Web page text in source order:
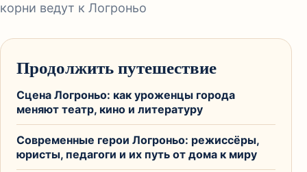
корни ведут к Логроньо
Продолжить путешествие
Сцена Логроньо: как уроженцы города
меняют театр, кино и литературу
Современные герои Логроньо: режиссёры,
юристы, педагоги и их путь от дома к миру